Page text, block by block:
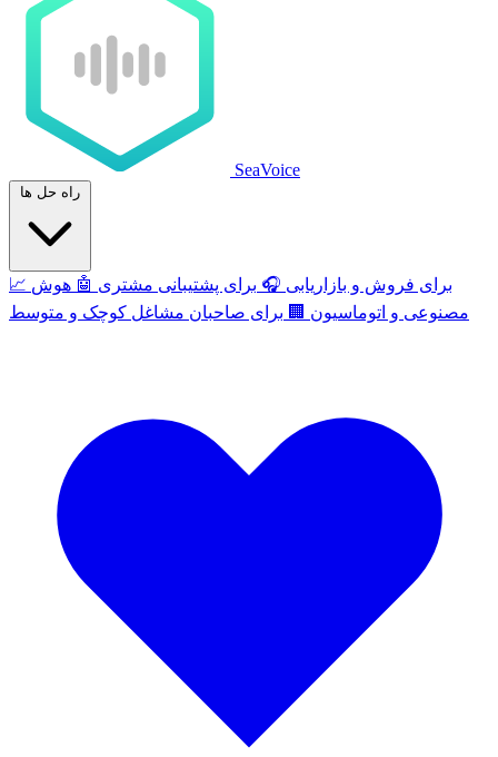
SeaVoice
راه حل ها
📈 برای فروش و بازاریابی 🎧 برای پشتیبانی مشتری 🤖 هوش
مصنوعی و اتوماسیون 🏢 برای صاحبان مشاغل کوچک و متوسط